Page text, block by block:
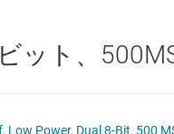
Other data converters
ト、
Low Power, Dual 8-Bit, 500